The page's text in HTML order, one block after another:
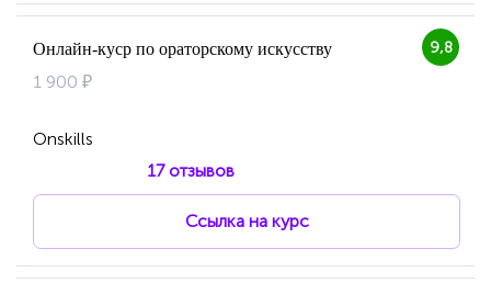
9,8
Онлайн-куср по ораторскому искусству
1 900 ₽
Onskills
17 отзывов
Ссылка на курс